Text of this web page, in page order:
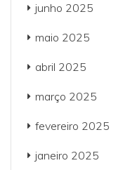
junho 2025
maio 2025
abril 2025
março 2025
fevereiro 2025
janeiro 2025